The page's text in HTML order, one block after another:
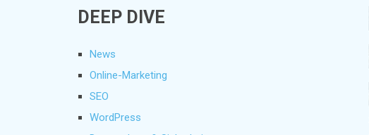
DEEP DIVE
News
Online-Marketing
SEO
WordPress